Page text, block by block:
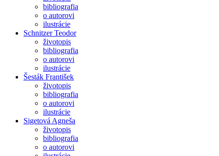
bibliografia
o autorovi
ilustrácie
Schnitzer Teodor
životopis
bibliografia
o autorovi
ilustrácie
Šesták František
životopis
bibliografia
o autorovi
ilustrácie
Sigetová Agneša
životopis
bibliografia
o autorovi